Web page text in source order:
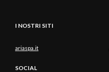
I NOSTRI SITI
ariaspa.it
SOCIAL